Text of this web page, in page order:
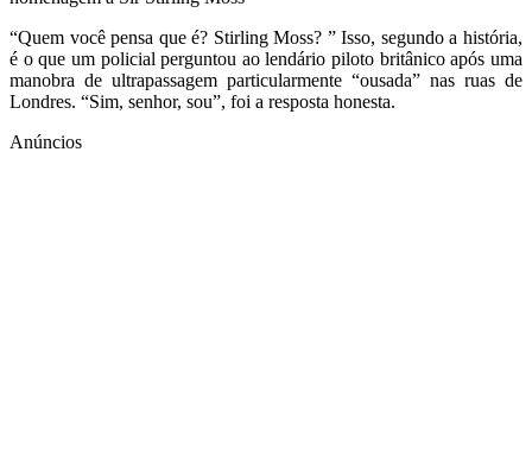
“Quem você pensa que é? Stirling Moss? ” Isso, segundo a história,
é o que um policial perguntou ao lendário piloto britânico após uma
manobra de ultrapassagem particularmente “ousada” nas ruas de
Londres. “Sim, senhor, sou”, foi a resposta honesta.
Anúncios